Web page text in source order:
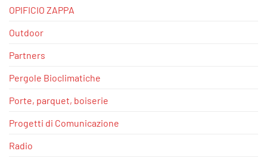
OPIFICIO ZAPPA
Outdoor
Partners
Pergole Bioclimatiche
Porte, parquet, boiserie
Progetti di Comunicazione
Radio